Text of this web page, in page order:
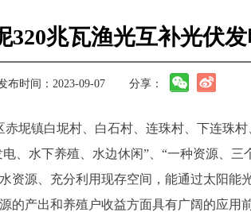
320兆瓦渔光互补光伏发
布时间：2023-09-07 分享：
坭镇白坭村、白石村、连珠村、下连珠村
、水下养殖、水边休闲”、“一种资源、
资源、充分利用现存空间，能通过太阳能
的产出和养殖户收益方面具有广阔的应用